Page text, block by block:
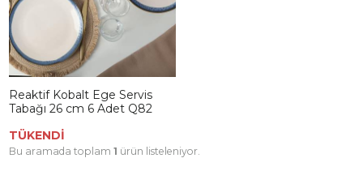
Reaktif Kobalt Ege Servis
Tabağı 26 cm 6 Adet Q82
TÜKENDİ
Bu aramada toplam 1 ürün listeleniyor.